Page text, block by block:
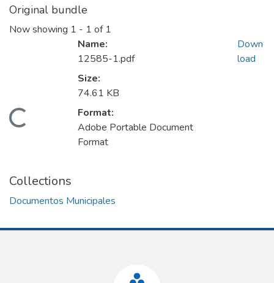
Original bundle
Now showing 1 - 1 of 1
Loading...
Name:
12585-1.pdf
Size:
74.61 KB
Format:
Adobe Portable Document
Format
Down
load
Collections
Documentos Municipales